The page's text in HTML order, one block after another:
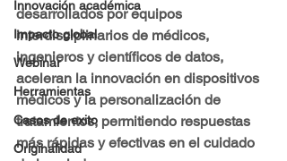
Innovación académica
Impacto global
Webinar
Herramientas
Casos de exito
Originalidad
desarrollados por equipos
interdisciplinarios de médicos,
ingenieros y científicos de datos,
aceleran la innovación en dispositivos
médicos y la personalización de
tratamientos, permitiendo respuestas
más rápidas y efectivas en el cuidado